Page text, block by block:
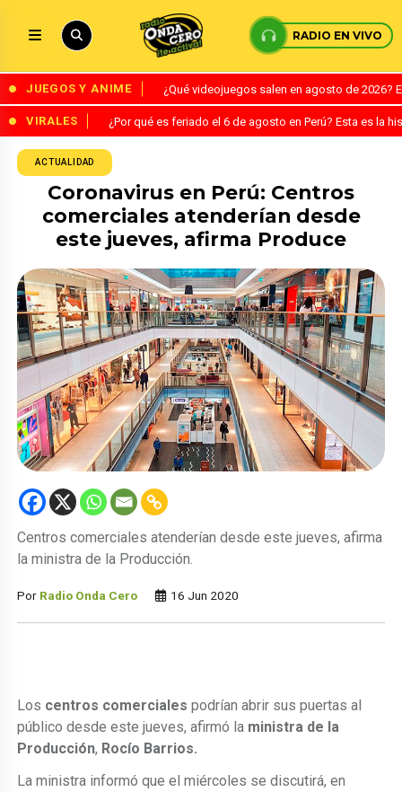
RADIO EN VIVO
JUEGOS Y ANIME ¿Qué videojuegos salen en agosto de
VIRALES ¿Por qué es feriado el 6 de agosto en Perú? Esta es la
ACTUALIDAD
Coronavirus en Perú: Centros
comerciales atenderían desde
este jueves, afirma Produce
Centros comerciales atenderían desde este jueves, afirma
la ministra de la Producción.
Por Radio Onda Cero 16 Jun 2020
Los centros comerciales podrían abrir sus puertas al
público desde este jueves, afirmó la ministra de la
Producción, Rocío Barrios.
La ministra informó que el miércoles se discutirá, en